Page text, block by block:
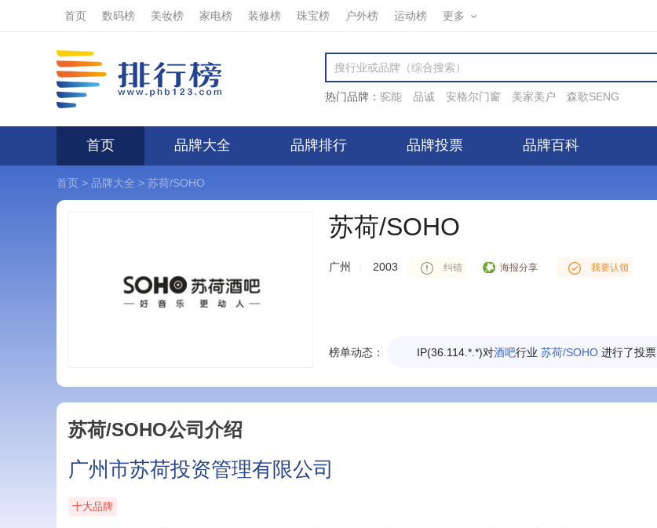
首页 数码榜 美妆榜 家电榜 装修榜 珠宝榜 户外榜 运动榜 更多
热门品牌： 驼能 品诚 安格尔门窗 美家美户 森歌SENG
首页 品牌大全 品牌排行 品牌投票 品牌百科
首页 > 品牌大全 > 苏荷/SOHO
苏荷/SOHO
广州 2003 纠错 海报分享 我要认领
榜单动态： IP(36.114.*.*)对酒吧行业 苏荷/SOHO进行了投票
苏荷/SOHO公司介绍
广州市苏荷投资管理有限公司
十大品牌